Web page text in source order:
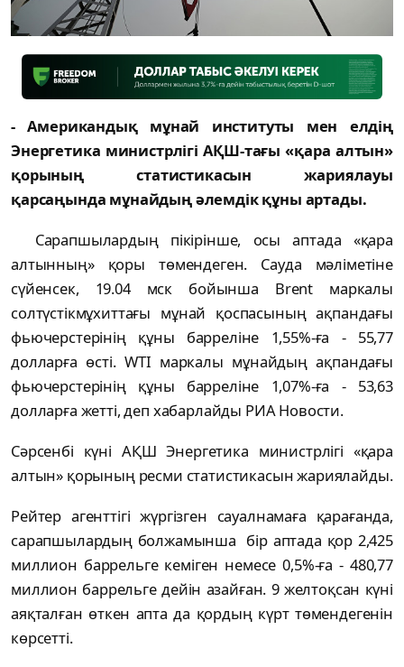
- Американдық мұнай институты мен елдің
Энергетика министрлігі АҚШ-тағы «қара алтын»
қорының статистикасын жариялауы
қарсаңында мұнайдың әлемдік құны артады.
Сарапшылардың пікірінше, осы аптада «қара
алтынның» қоры төмендеген. Сауда мәліметіне
сүйенсек, 19.04 мск бойынша Brent маркалы
солтүстікмұхиттағы мұнай қоспасының ақпандағы
фьючерстерінің құны барреліне 1,55%-ға - 55,77
долларға өсті. WTI маркалы мұнайдың ақпандағы
фьючерстерінің құны барреліне 1,07%-ға - 53,63
долларға жетті, деп хабарлайды РИА Новости.
Сәрсенбі күні АҚШ Энергетика министрлігі «қара
алтын» қорының ресми статистикасын жариялайды.
Рейтер агенттігі жүргізген сауалнамаға қарағанда,
сарапшылардың болжамынша бір аптада қор 2,425
миллион баррельге кеміген немесе 0,5%-ға - 480,77
миллион баррельге дейін азайған. 9 желтоқсан күні
аяқталған өткен апта да қордың күрт төмендегенін
көрсетті.